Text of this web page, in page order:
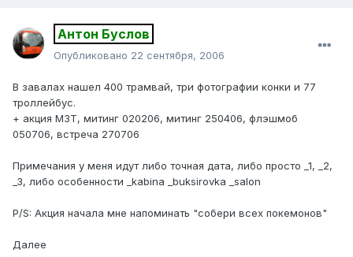
Антон Буслов
Опубликовано 22 сентября, 2006
В завалах нашел 400 трамвай, три фотографии конки и 77
троллейбус.
+ акция МЗТ, митинг 020206, митинг 250406, флэшмоб
050706, встреча 270706
Примечания у меня идут либо точная дата, либо просто _1, _2,
_3, либо особенности _kabina _buksirovka _salon
P/S: Акция начала мне напоминать "собери всех покемонов"
Далее